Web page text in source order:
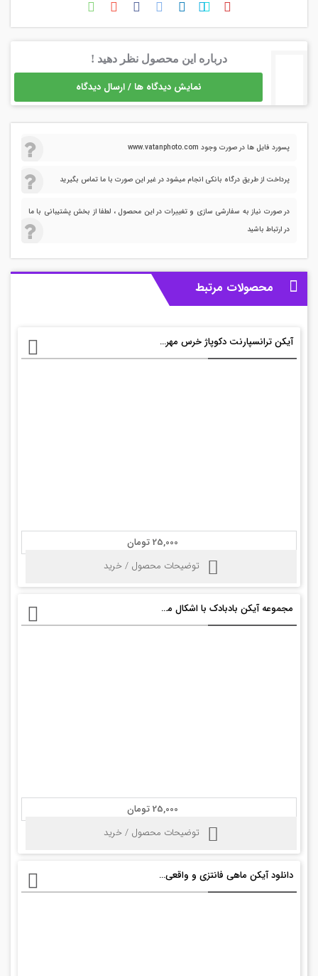
درباره این محصول نظر دهید !
نمایش دیدگاه ها / ارسال دیدگاه
پسورد فایل ها در صورت وجود www.vatanphoto.com
پرداخت از طریق درگاه بانکی انجام میشود در غیر این صورت با ما تماس بگیرید
در صورت نیاز به سفارشی سازی و تغییرات در این محصول ، لطفا از بخش پشتیبانی با ما
در ارتباط باشید
محصولات مرتبط
آیکن ترانسپارنت دکوپاژ خرس مهربون psd
25,000 تومان
توضیحات محصول / خرید
مجموعه آیکن بادبادک با اشکال مختلف psd
25,000 تومان
توضیحات محصول / خرید
دانلود آیکن ماهی فانتزی و واقعی با فرمت psd